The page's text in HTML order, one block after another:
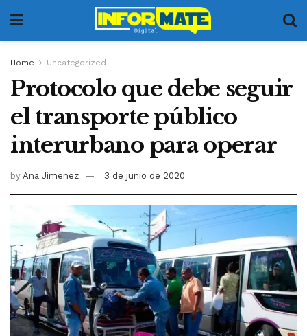
Home Uncategorized
Protocolo que debe seguir
el transporte público
interurbano para operar
by Ana Jimenez 3 de junio de 2020